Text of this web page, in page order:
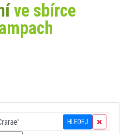
ve sbírce
HLEDEJ